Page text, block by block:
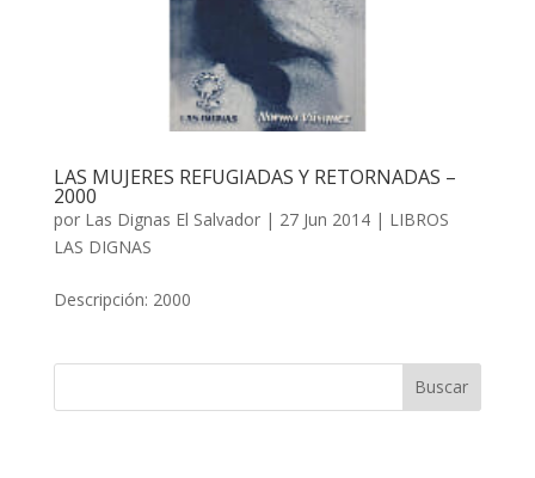
LAS MUJERES REFUGIADAS Y RETORNADAS –
2000
por Las Dignas El Salvador| 27 Jun 2014| LIBROS
LAS DIGNAS
Descripción: 2000